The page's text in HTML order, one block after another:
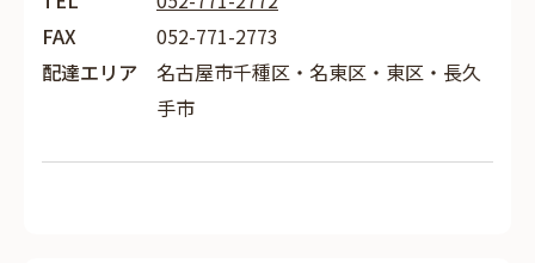
FAX
052-771-2773
配達エリア
名古屋市千種区・名東区・東区・長久
手市